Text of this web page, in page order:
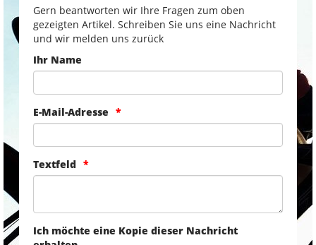
Gern beantworten wir Ihre Fragen zum oben
gezeigten Artikel. Schreiben Sie uns eine Nachricht
und wir melden uns zurück
Ihr Name
E-Mail-Adresse
Textfeld
Ich möchte eine Kopie dieser Nachricht